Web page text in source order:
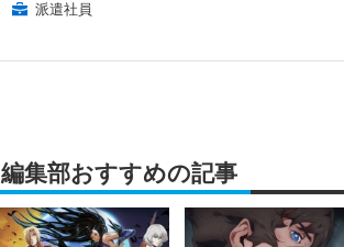
派遣社員
編集部おすすめの記事